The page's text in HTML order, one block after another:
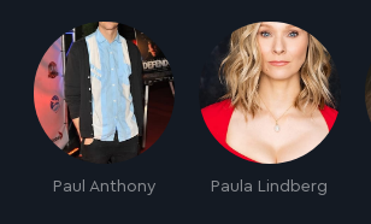
Paul Anthony Paula Lindberg